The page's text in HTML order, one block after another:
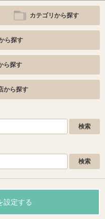
カテゴリから探す
ら探す
ら探す
から探す
設定する